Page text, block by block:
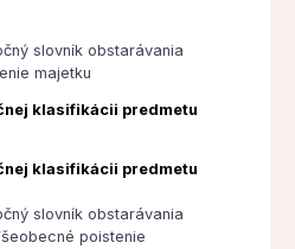
slovník obstarávania
majetku
klasifikácii predmetu
klasifikácii predmetu
slovník obstarávania
poistenie